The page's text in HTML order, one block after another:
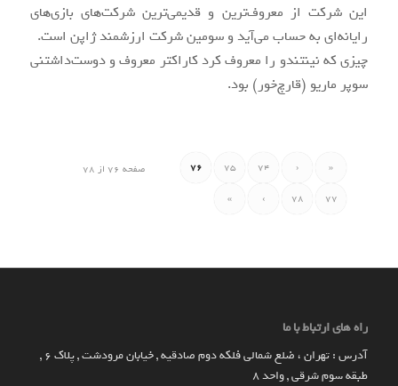
این شرکت از معروف‌ترین و قدیمی‌ترین شرکت‌های بازی‌های
رایانه‌ای به حساب می‌آید و سومین شرکت ارزشمند ژاپن است.
چیزی که نینتندو را معروف کرد کاراکتر معروف و دوست‌داشتنی
سوپر ماریو (قارچ‌خور) بود.
صفحه 76 از 78 «
‹
74
75
76
77
78
›
»
راه های ارتباط با ما
آدرس : تهران ، ضلع شمالی فلکه دوم صادقیه , خیابان مرودشت , پلاک ۶ ,
طبقه سوم شرقی , واحد ۸